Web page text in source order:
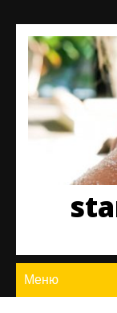
содержимому
Меню